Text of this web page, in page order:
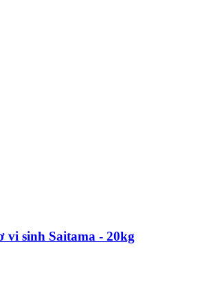
vi sinh Saitama - 20kg